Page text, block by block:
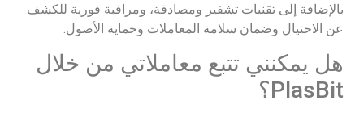
بالإضافة إلى تقنيات تشفير ومصادقة، ومراقبة فورية للكشف
عن الاحتيال وضمان سلامة المعاملات وحماية الأصول.
هل يمكنني تتبع معاملاتي من خلال
PlasBit؟